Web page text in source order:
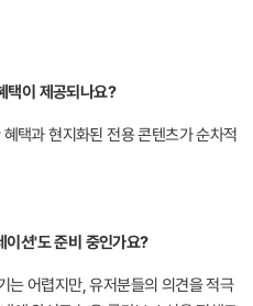
택이 제공되나요?
택과 현지화된 전용 콘텐츠가 순차적
이션'도 준비 중인가요?
는 어렵지만, 유저분들의 의견을 적극